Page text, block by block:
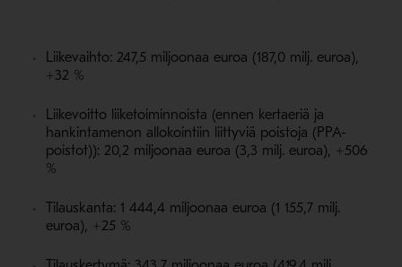
Liikevaihto: 247,5 miljoonaa euroa (187,0 milj. euroa),
+32 %
Liikevoitto liiketoiminnoista (ennen kertaeriä ja
hankintamenon allokointiin liittyviä poistoja (PPA-
poistot)): 20,2 miljoonaa euroa (3,3 milj. euroa), +506
%
Tilauskanta: 1 444,4 miljoonaa euroa (1 155,7 milj.
euroa), +25 %